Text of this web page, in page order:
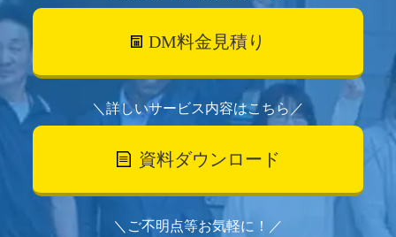
DM料金見積り
＼詳しいサービス内容はこちら／
資料ダウンロード
＼ご不明点等お気軽に！／